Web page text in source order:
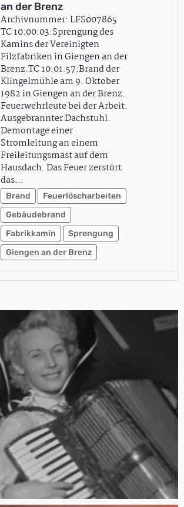
an der Brenz
Archivnummer: LFS007865
TC 10:00:03:Sprengung des
Kamins der Vereinigten
Filzfabriken in Giengen an der
Brenz.TC 10:01:57:Brand der
Klingelmühle am 9. Oktober
1982 in Giengen an der Brenz.
Feuerwehrleute bei der Arbeit.
Ausgebrannter Dachstuhl.
Demontage einer
Stromleitung an einem
Freileitungsmast auf dem
Hausdach. Das Feuer zerstört
das…
Brand
Feuerlöscharbeiten
Gebäudebrand
Fabrikkamin
Sprengung
Giengen an der Brenz